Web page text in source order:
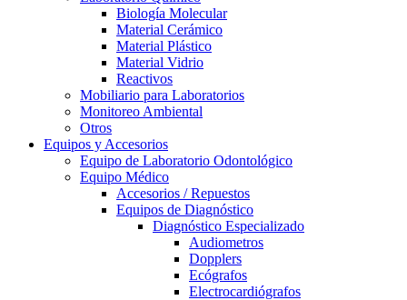
Biología Molecular
Material Cerámico
Material Plástico
Material Vidrio
Reactivos
Mobiliario para Laboratorios
Monitoreo Ambiental
Otros
Equipos y Accesorios
Equipo de Laboratorio Odontológico
Equipo Médico
Accesorios / Repuestos
Equipos de Diagnóstico
Diagnóstico Especializado
Audiometros
Dopplers
Ecógrafos
Electrocardiógrafos